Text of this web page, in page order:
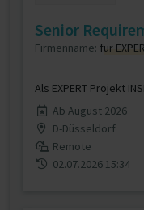
Senior
Firmenname: für
Als EXPERT Projekt
Ab August 2026
D-Düsseldorf
Remote
02.07.2026 15:34